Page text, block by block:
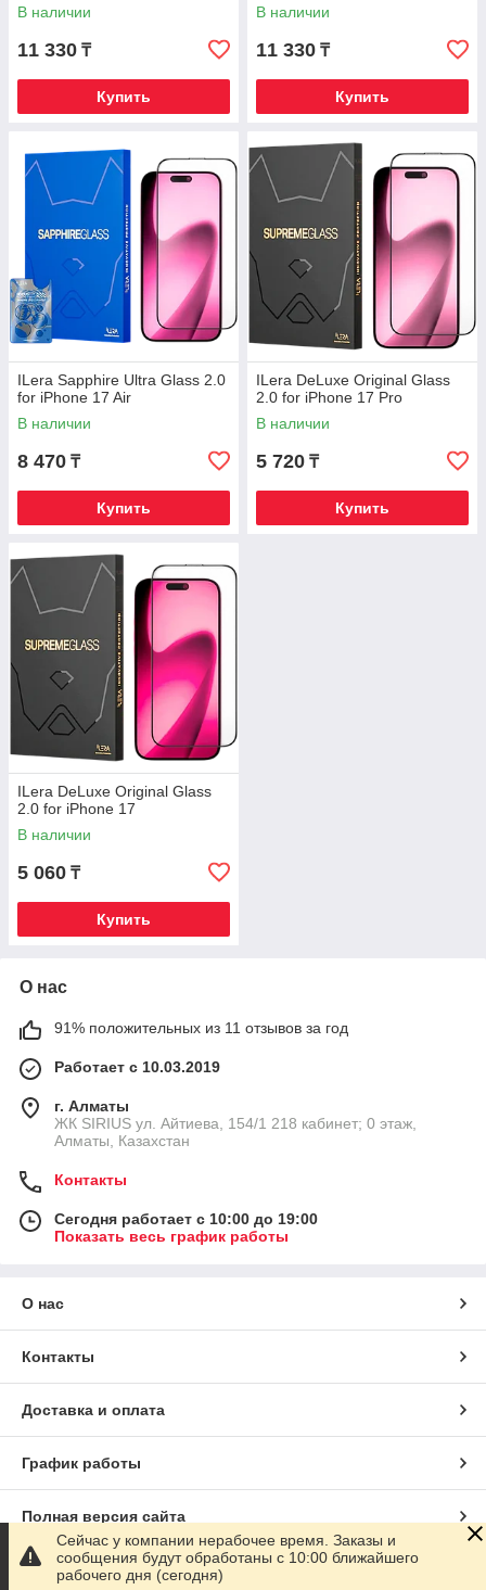
В наличии
11 330 ₸
Купить
В наличии
11 330 ₸
Купить
ILera Sapphire Ultra Glass 2.0
for iPhone 17 Air
В наличии
8 470 ₸
Купить
ILera DeLuxe Original Glass
2.0 for iPhone 17 Pro
В наличии
5 720 ₸
Купить
ILera DeLuxe Original Glass
2.0 for iPhone 17
В наличии
5 060 ₸
Купить
О нас
91% положительных из 11 отзывов за год
Работает с 10.03.2019
г. Алматы
​ЖК SIRIUS​ ул. Айтиева, 154/1​ 218 кабинет; 0 этаж,
Алматы, Казахстан
Контакты
Сегодня работает с 10:00 до 19:00
Показать весь график работы
О нас
Контакты
Доставка и оплата
График работы
Полная версия сайта
Сайт создан на маркетплейсе
Сейчас у компании нерабочее время. Заказы и
сообщения будут обработаны с 10:00 ближайшего
рабочего дня (сегодня)